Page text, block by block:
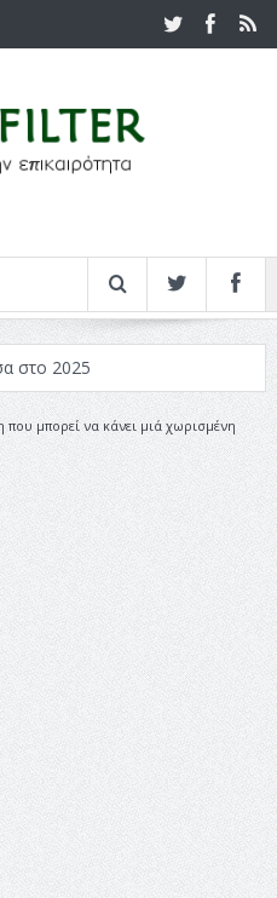
στο 2025
και ο Λάνθιμος
Λέξεις
καλοκαιρινή
Κι Όλες Σε Αφορούν
και την Επιχείρησή σου
άραγε?
που μπορεί να κάνει μιά χωρισμένη